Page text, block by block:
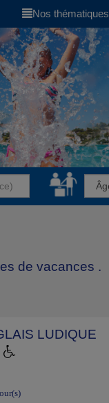
Nos thématiques
de vacances .
LUDIQUE